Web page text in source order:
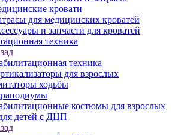
кровати
для медицинских кроватей
и запчасти для кроватей
техника
техника
для взрослых
ходьбы
костюмы для взрослых
детей с ДЦП